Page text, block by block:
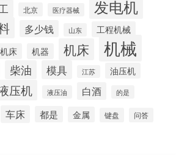
北京 医疗器械 发电机
多少钱 山东 工程机械
床 机器 机床 机械
柴油 模具 江苏
油压机
压机 液压油 白酒 的是
车床 都是 金属 键盘 问答